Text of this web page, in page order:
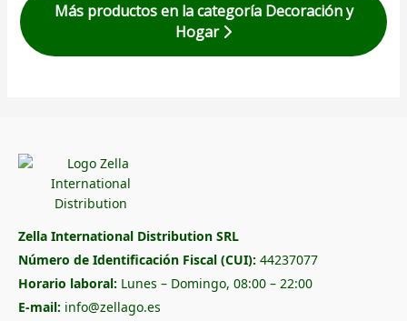
Más productos en la categoría Decoración y
Hogar
Zella International Distribution SRL
Número de Identificación Fiscal (CUI): 44237077
Horario laboral: Lunes – Domingo, 08:00 – 22:00
E-mail: info@zellago.es